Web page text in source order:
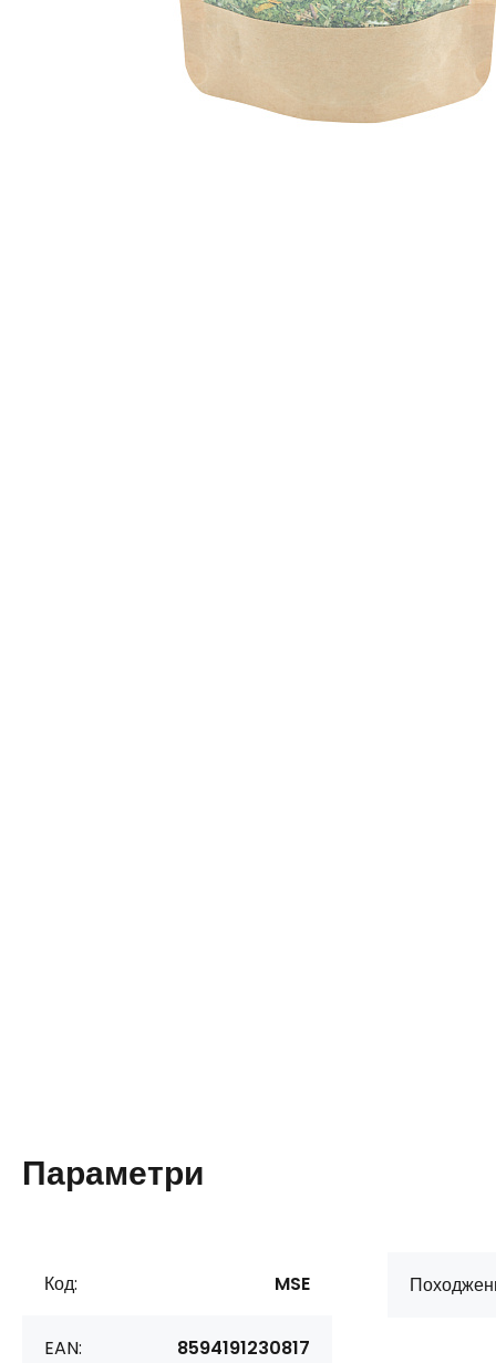
Параметри
Код: MSE
EAN: 8594191230817